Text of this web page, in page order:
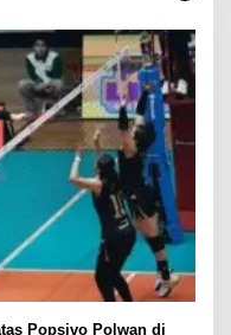
Popsivo Polwan di